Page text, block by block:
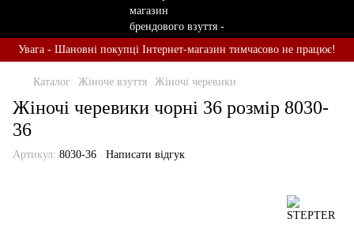
Увага - Шановні покупці Інтернет-магазин тимчасово не працює!
Каталог Жіноче взуття Жіночі черевики
Жіночі черевики чорні 36 розмір 8030-
36
Артикул: 8030-36 Написати відгук